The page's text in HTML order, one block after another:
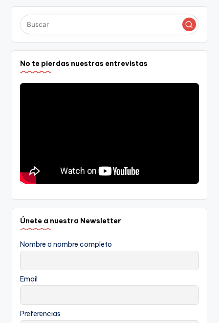
No te pierdas nuestras entrevistas
Únete a nuestra Newsletter
Nombre o nombre completo
Email
Preferencias